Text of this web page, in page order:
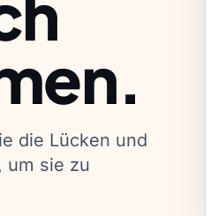
die Lücken und
um sie zu